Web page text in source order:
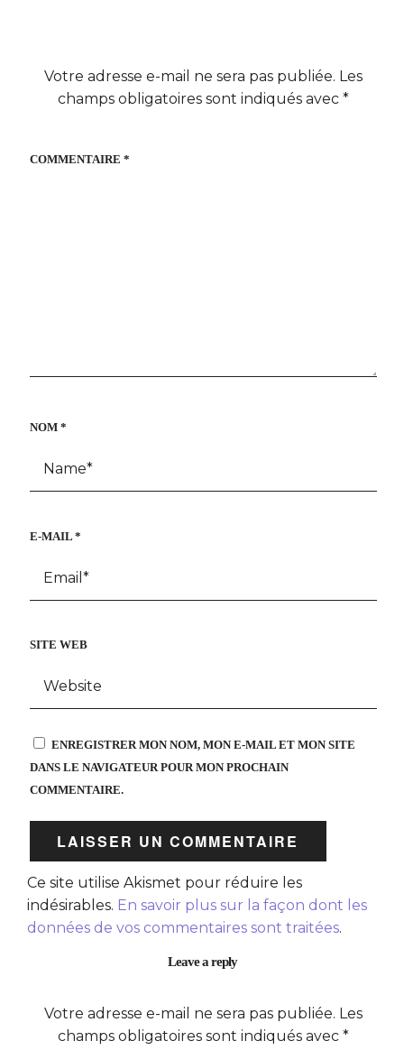
Votre adresse e-mail ne sera pas publiée. Les
champs obligatoires sont indiqués avec *
COMMENTAIRE *
NOM *
E-MAIL *
SITE WEB
ENREGISTRER MON NOM, MON E-MAIL ET MON SITE
DANS LE NAVIGATEUR POUR MON PROCHAIN
COMMENTAIRE.
Ce site utilise Akismet pour réduire les
indésirables. En savoir plus sur la façon dont les
données de vos commentaires sont traitées.
Leave a reply
Votre adresse e-mail ne sera pas publiée. Les
champs obligatoires sont indiqués avec *